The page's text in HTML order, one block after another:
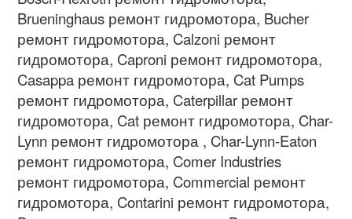
Brueninghaus ремонт гидромотора, Bucher
ремонт гидромотора, Calzoni ремонт
гидромотора, Caproni ремонт гидромотора,
Casappa ремонт гидромотора, Cat Pumps
ремонт гидромотора, Caterpillar ремонт
гидромотора, Cat ремонт гидромотора, Char-
Lynn ремонт гидромотора , Char-Lynn-Eaton
ремонт гидромотора, Comer Industries
ремонт гидромотора, Commercial ремонт
гидромотора, Contarini ремонт гидромотора,